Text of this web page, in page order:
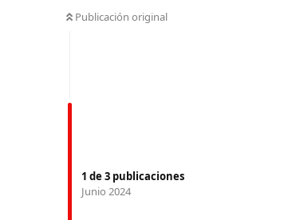
Publicación original
1 de 3 publicaciones
Junio 2024